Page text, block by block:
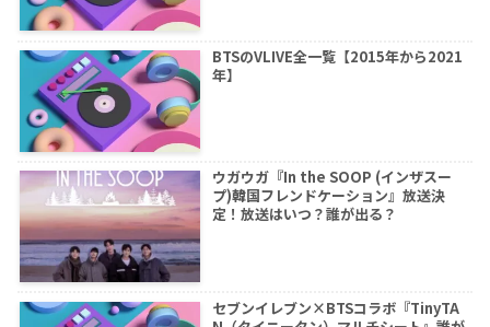
BTSのVLIVE全一覧【2015年から2021
年】
ウガウガ『In the SOOP (インザスー
プ)韓国フレンドケーション』放送決
定！放送はいつ？誰が出る？
セブンイレブン×BTSコラボ『TinyTA